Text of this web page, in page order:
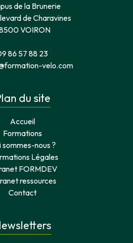
de la Brunerie
de Charavines
VOIRON
86 57 88 23
velo.com
du site
Accueil
Formations
sommes-nous ?
Légales
FORMDEV
ressources
Contact